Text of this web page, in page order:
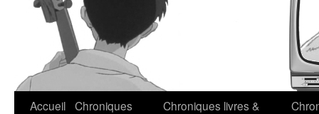
Accueil Chroniques
Chroniques livres &